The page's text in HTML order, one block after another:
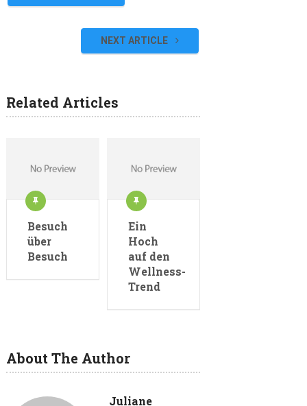
NEXT ARTICLE
Related Articles
Besuch
über
Besuch
Ein
Hoch
auf den
Wellness-
Trend
About The Author
Juliane